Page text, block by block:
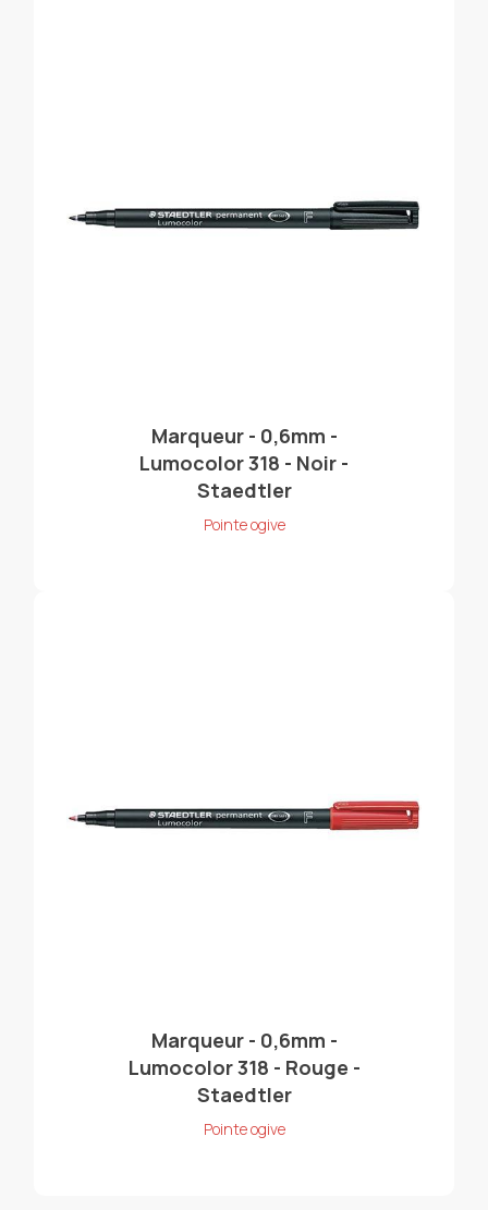
Marqueur - 0,6mm -
Lumocolor 318 - Noir -
Staedtler
Pointe ogive
Marqueur - 0,6mm -
Lumocolor 318 - Rouge -
Staedtler
Pointe ogive